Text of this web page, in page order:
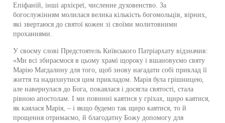
Епіфаній, інші архієреї, численне духовенство. За
богослужінням молилася велика кількість богомольців, вірних,
які звертаюся до святої кожен зі своїми молитовними
проханнями.
У своєму слові Предстоятель Київського Патріархату відзначив:
«Ми всі збираємося в цьому храмі щороку і вшановуємо святу
Марію Магдалину для того, щоб знову нагадати собі приклад її
життя та надихнутися цим прикладом. Марія була грішницею,
але навернулася до Бога, покаялася і досягла святості, стала
рівною апостолам. І ми повинні каятися у гріхах, щиро каятися,
як каялася Марія, – і якщо будемо так щиро каятися, то й
прощення отримаємо, й благодатну Божу допомогу для